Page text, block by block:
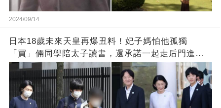
2024/09/14
日本18歲未來天皇再爆丑料！妃子媽怕他孤獨
「買」倆同學陪太子讀書，還承諾一起走后門進東
大？